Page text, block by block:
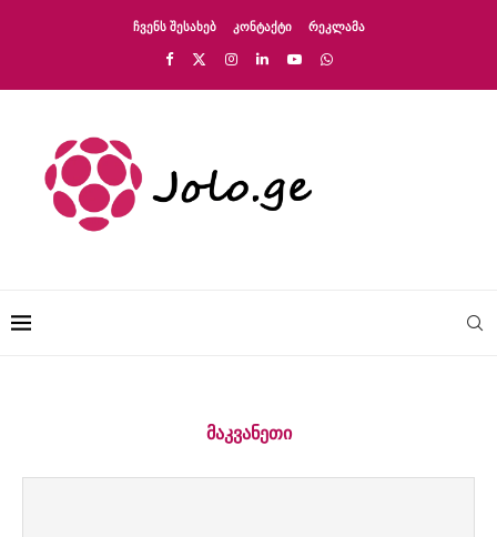
ᲩᲕᲔᲜᲡ ᲨᲔᲡᲐᲮᲔᲑ ᲙᲝᲜᲢᲐᲥᲢᲘ ᲠᲔᲙᲚᲐᲛᲐ
ᲛᲐᲙᲕᲐᲜᲔᲗᲘ